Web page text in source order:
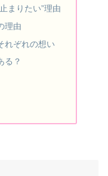
まりたい”理由
理由
れぞれの想い
る？